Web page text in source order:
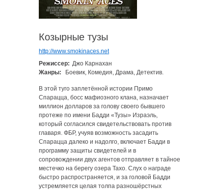
Козырные тузы
http://www.smokinaces.net
Режиссер: Джо Карнахан
Жанры:
Боевик, Комедия, Драма, Детектив.
В этой туго заплетённой истории Примо
Спарацца, босс мафиозного клана, назначает
миллион долларов за голову своего бывшего
протеже по имени Бадди «Тузы» Израэль,
который согласился свидетельствовать против
главаря. ФБР, учуяв возможность засадить
Спарацца далеко и надолго, включает Бадди в
программу защиты свидетелей и в
сопровождении двух агентов отправляет в тайное
местечко на берегу озера Тахо. Слух о награде
быстро распространяется, и за головой Бадди
устремляется целая толпа разношёрстных